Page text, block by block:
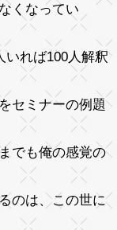
くなってい
いれば100人解釈
セミナーの例題
でも俺の感覚の
のは、この世に